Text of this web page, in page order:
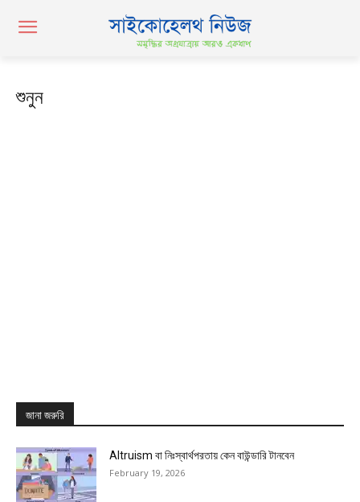
শুনুন
জানা জরুরি
Altruism বা নিঃস্বার্থপরতায় কেন বাউন্ডারি টানবেন
February 19, 2026